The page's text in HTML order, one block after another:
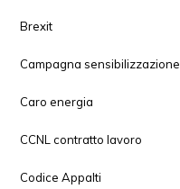
Brexit
Campagna sensibilizzazione
Caro energia
CCNL contratto lavoro
Codice Appalti